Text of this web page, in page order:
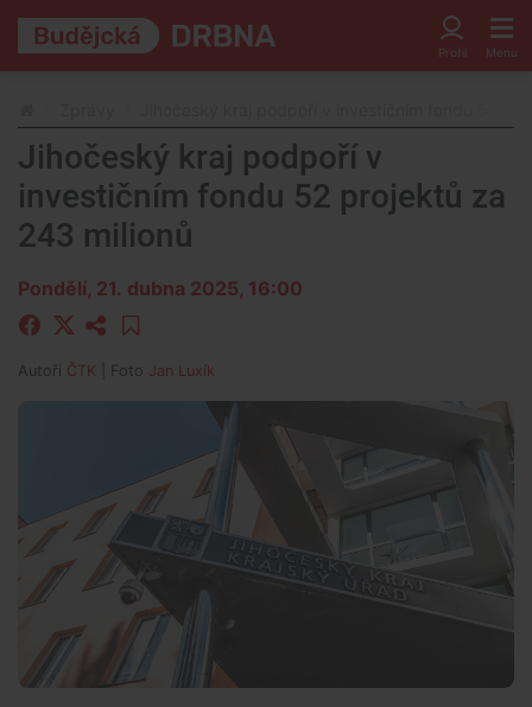
Jihočeský kraj podpoří v
investičním fondu 52 projektů za
243 milionů
Pondělí, 21. dubna 2025, 16:00
Autoři ČTK | Foto Jan Luxík